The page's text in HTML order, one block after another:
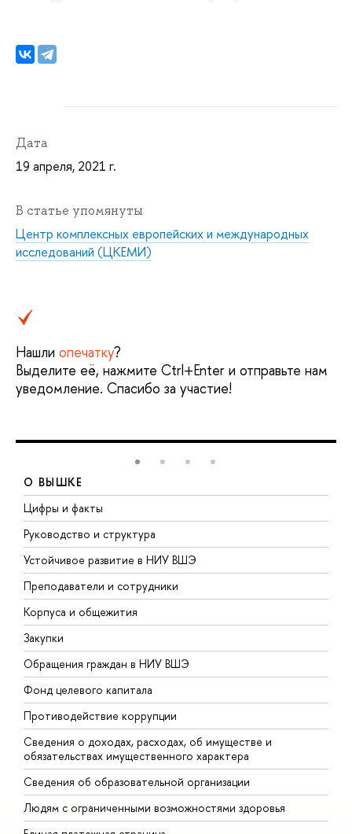
Дата
19 апреля, 2021 г.
В статье упомянуты
Центр комплексных европейских и международных
исследований (ЦКЕМИ)
Нашли опечатку?
Выделите её, нажмите Ctrl+Enter и отправьте нам
уведомление. Спасибо за участие!
О ВЫШКЕ
Цифры и факты
Руководство и структура
Устойчивое развитие в НИУ ВШЭ
Преподаватели и сотрудники
Корпуса и общежития
Закупки
Обращения граждан в НИУ ВШЭ
Фонд целевого капитала
Противодействие коррупции
Сведения о доходах, расходах, об имуществе и
обязательствах имущественного характера
Сведения об образовательной организации
Людям с ограниченными возможностями здоровья